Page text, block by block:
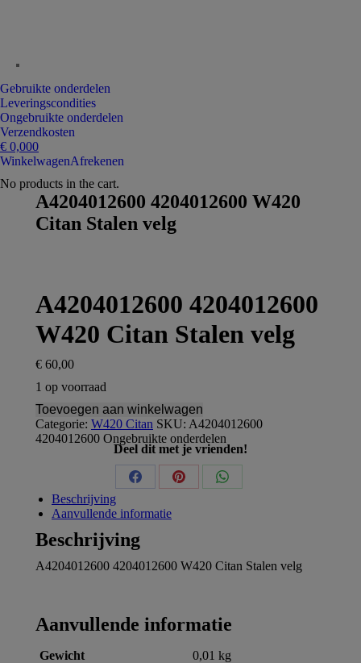
Gebruikte onderdelen
Leveringscondities
Ongebruikte onderdelen
Verzendkosten
€ 0,000
WinkelwagenAfrekenen
No products in the cart.
A4204012600 4204012600 W420
Citan Stalen velg
A4204012600 4204012600
W420 Citan Stalen velg
€ 60,00
1 op voorraad
Toevoegen aan winkelwagen
Categorie: W420 Citan SKU: A4204012600
4204012600 Ongebruikte onderdelen
Deel dit met je vrienden!
Share
on
Facebook
Share
Share
Beschrijving
Aanvullende informatie
Beschrijving
A4204012600 4204012600 W420 Citan Stalen velg
Aanvullende informatie
Gewicht 0,01 kg